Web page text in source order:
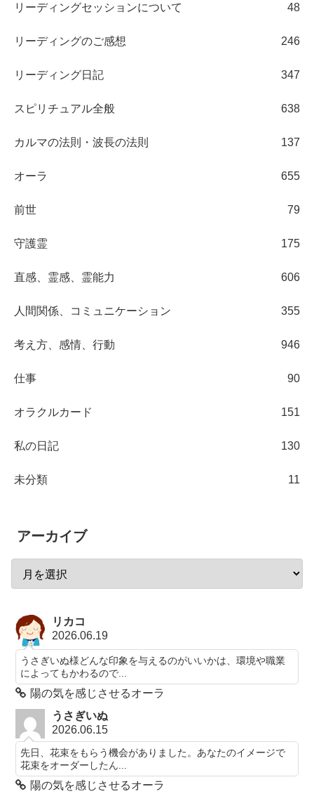
リーディングセッションについて 48
リーディングのご感想 246
リーディング日記 347
スピリチュアル全般 638
カルマの法則・波長の法則 137
オーラ 655
前世 79
守護霊 175
直感、霊感、霊能力 606
人間関係、コミュニケーション 355
考え方、感情、行動 946
仕事 90
オラクルカード 151
私の日記 130
未分類 11
アーカイブ
リカコ
2026.06.19
うさぎいぬ様どんな印象を与えるのがいいかは、環境や職業
によってもかわるので...
陽の気を感じさせるオーラ
うさぎいぬ
2026.06.15
先日、花束をもらう機会がありました。あなたのイメージで
花束をオーダーしたん...
陽の気を感じさせるオーラ